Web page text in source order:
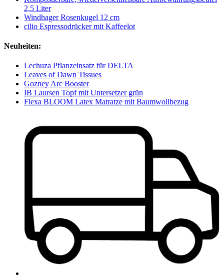
2,5 Liter
Windhager Rosenkugel 12 cm
cilio Espressodrücker mit Kaffeelot
Neuheiten:
Lechuza Pflanzeinsatz für DELTA
Leaves of Dawn Tissues
Gozney Arc Booster
IB Laursen Topf mit Untersetzer grün
Flexa BLOOM Latex Matratze mit Baumwollbezug